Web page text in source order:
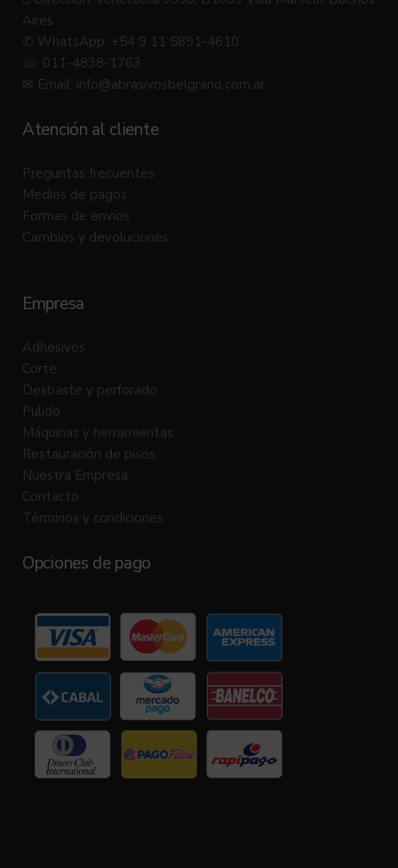
Aires
✆ WhatsApp: +54 9 11 5891-4610
☏ 011-4838-1763
✉ Email: info@abrasivosbelgrano.com.ar
Atención al cliente
Preguntas frecuentes
Medios de pagos
Formas de envíos
Cambios y devoluciones
Empresa
Adhesivos
Corte
Desbaste y perforado
Pulido
Máquinas y herramientas
Restauración de pisos
Nuestra Empresa
Contacto
Términos y condiciones
Opciones de pago